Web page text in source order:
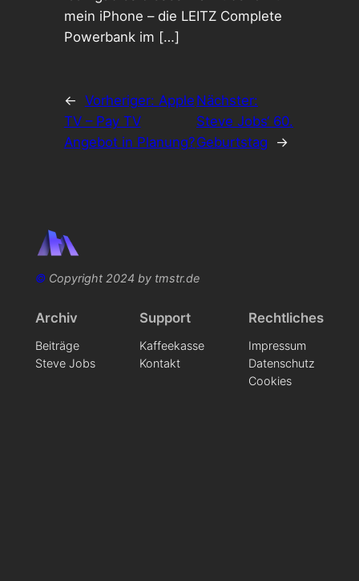
mein iPhone – die LEITZ Complete
Powerbank im […]
← Vorheriger: Apple
TV – Pay TV
Angebot in Planung?
Nächster:
Steve Jobs‘ 60.
Geburtstag
→
©Copyright 2024 by tmstr.de
Archiv
Beiträge
Steve Jobs
Support
Kaffeekasse
Kontakt
Rechtliches
Impressum
Datenschutz
Cookies